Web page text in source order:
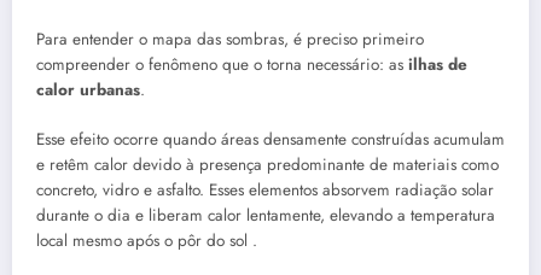
Para entender o mapa das sombras, é preciso primeiro
compreender o fenômeno que o torna necessário: as ilhas de
calor urbanas.
Esse efeito ocorre quando áreas densamente construídas acumulam
e retêm calor devido à presença predominante de materiais como
concreto, vidro e asfalto. Esses elementos absorvem radiação solar
durante o dia e liberam calor lentamente, elevando a temperatura
local mesmo após o pôr do sol .